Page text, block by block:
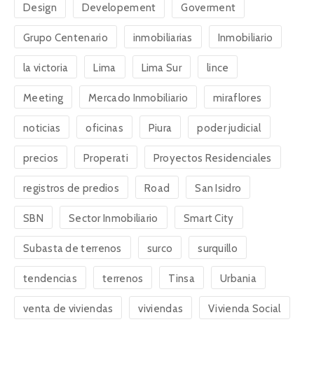
Design Developement Goverment
Grupo Centenario inmobiliarias Inmobiliario
la victoria Lima Lima Sur lince
Meeting Mercado Inmobiliario miraflores
noticias oficinas Piura poder judicial
precios Properati Proyectos Residenciales
registros de predios Road San Isidro
SBN Sector Inmobiliario Smart City
Subasta de terrenos surco surquillo
tendencias terrenos Tinsa Urbania
venta de viviendas viviendas Vivienda Social